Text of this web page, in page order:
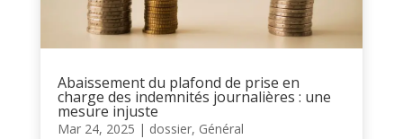
Abaissement du plafond de prise en
charge des indemnités journalières : une
mesure injuste
Mar 24, 2025 | dossier, Général